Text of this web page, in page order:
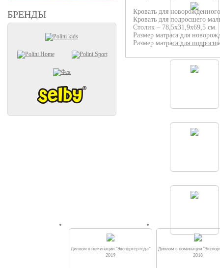
БРЕНДЫ
Кровать для
Кровать для подросшего
Столик – 78,5х31,9х69,5 см.
Размер матраса для
Размер матраса для
Диплом в номинации "Экспортер года"
2019
Диплом в номинации
2018